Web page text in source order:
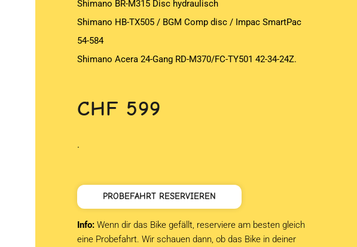
Shimano BR-M315 Disc hydraulisch
Shimano HB-TX505 / BGM Comp disc / Impac SmartPac
54-584
Shimano Acera 24-Gang RD-M370/FC-TY501 42-34-24Z.
CHF 599
.
PROBEFAHRT RESERVIEREN
Info: Wenn dir das Bike gefällt, reserviere am besten gleich
eine Probefahrt. Wir schauen dann, ob das Bike in deiner